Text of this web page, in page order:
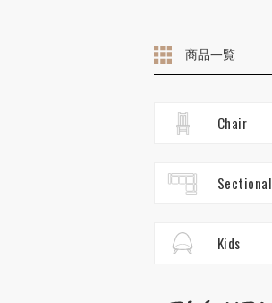
商品一覧
Chair
Sectional
Kids